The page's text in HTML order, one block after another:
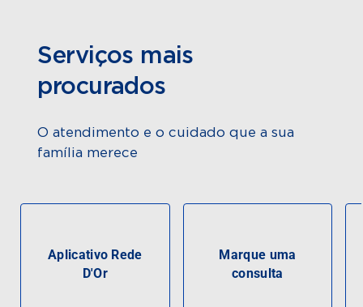
Serviços mais
procurados
O atendimento e o cuidado que a sua
família merece
Aplicativo Rede
D'Or
Marque uma
consulta